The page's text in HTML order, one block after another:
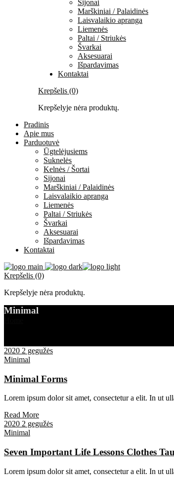
Sijonai
Marškiniai / Palaidinės
Laisvalaikio apranga
Liemenės
Paltai / Striukės
Švarkai
Aksesuarai
Išpardavimas
Kontaktai
Krepšelis (0)
Krepšelyje nėra produktų.
Pradinis
Apie mus
Parduotuvė
Ūgtelėjusiems
Suknelės
Kelnės / Šortai
Sijonai
Marškiniai / Palaidinės
Laisvalaikio apranga
Liemenės
Paltai / Striukės
Švarkai
Aksesuarai
Išpardavimas
Kontaktai
Krepšelis (0)
Krepšelyje nėra produktų.
Minimal
2020 2 gegužės
Minimal
Minimal Forms
Lorem ipsum dolor sit amet, consectetur a elit. In ut
Read More
2020 2 gegužės
Minimal
Seven Important Life Lessons Clothes
Lorem ipsum dolor sit amet, consectetur a elit. In ut